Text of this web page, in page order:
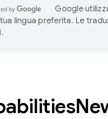
Google
lingua preferita. Le